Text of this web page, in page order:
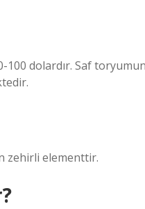
dolardır. Saf
zehirli elementtir.